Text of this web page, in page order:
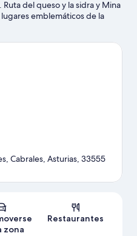
del queso y la sidra y Mina
emblemáticos de la
admirar en Cueva El Cares y
como las rutas con raquetas
Mapa
Cabrales, Asturias, 33555
zona
Restaurantes